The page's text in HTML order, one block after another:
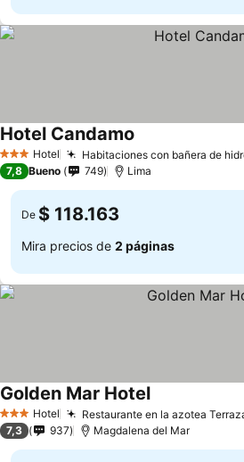
3 Estrellas
Hotel Habitaciones con bañera de
Hotel Candamo
7,8 Bueno 749 Lima
De $ 118.163
Mira precios de 2 páginas
3 Estrellas
Hotel Restaurante en la azotea
Golden Mar HotelVer precios
7,3 937 Magdalena del Mar